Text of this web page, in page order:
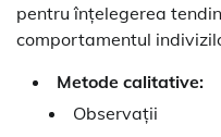
pentru înțelegerea
comportamentul
Metode calitative:
Observații